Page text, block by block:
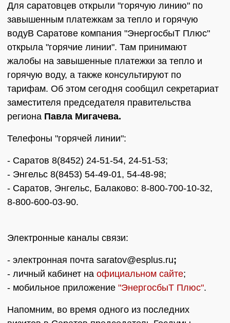
Для саратовцев открыли "горячую линию" по
завышенным платежкам за тепло и горячую
водуВ Саратове компания "ЭнергосбыТ Плюс"
открыла "горячие линии". Там принимают
жалобы на завышенные платежки за тепло и
горячую воду, а также консультируют по
тарифам. Об этом сегодня сообщил секретариат
заместителя председателя правительства
региона Павла Мигачева.
Телефоны "горячей линии":
- Саратов 8(8452) 24-51-54, 24-51-53;
- Энгельс 8(8453) 54-49-01, 54-48-98;
- Саратов, Энгельс, Балаково: 8-800-700-10-32,
8-800-600-03-90.
Электронные каналы связи:
- электронная почта saratov@esplus.ru;
- личный кабинет на официальном сайте;
- мобильное приложение "ЭнергосбыТ Плюс".
Напомним, во время одного из последних